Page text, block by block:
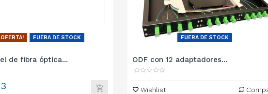
OFERTA! FUERA DE STOCK
de fibra óptica...
FUERA DE STOCK
ODF con 12 adaptadores...
Wishlist